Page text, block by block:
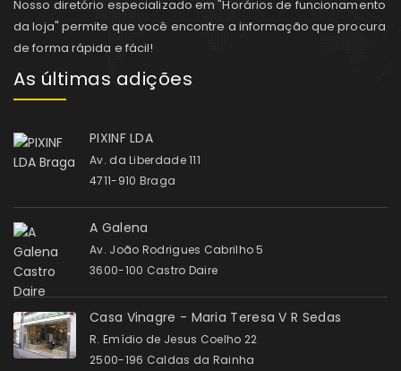
Nosso diretório especializado em "Horários de funcionamento
da loja" permite que você encontre a informação que procura
de forma rápida e fácil!
As últimas adições
PIXINF LDA
Av. da Liberdade 111
4711-910 Braga
A Galena
Av. João Rodrigues Cabrilho 5
3600-100 Castro Daire
Casa Vinagre - Maria Teresa V R Sedas
R. Emídio de Jesus Coelho 22
2500-196 Caldas da Rainha